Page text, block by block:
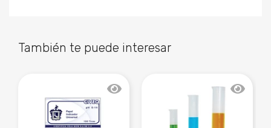
También te puede interesar